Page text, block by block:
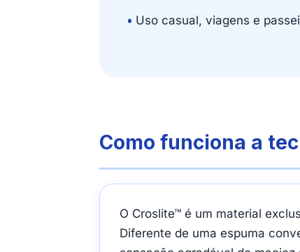
• Uso casual, viagens e
Como funciona a
O Croslite™ é um material
Diferente de uma espuma